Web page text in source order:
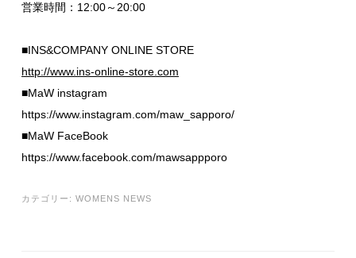
営業時間：12:00～20:00
■INS&COMPANY ONLINE STORE
http://www.ins-online-store.com
■MaW instagram
https://www.instagram.com/maw_sapporo/
■MaW FaceBook
https://www.facebook.com/mawsappporo
カテゴリー: WOMENS NEWS